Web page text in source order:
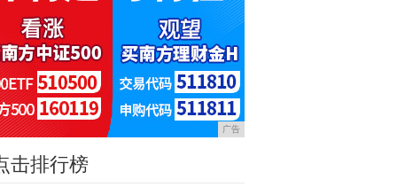
广告
击排行榜